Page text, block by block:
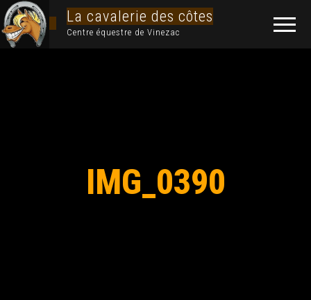
La cavalerie des côtes
Centre équestre de Vinezac
IMG_0390